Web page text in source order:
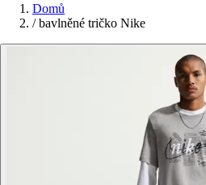
Domů
/ bavlněné tričko Nike